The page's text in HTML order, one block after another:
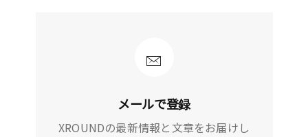
メールで登録
XROUNDの最新情報と文章をお届けし